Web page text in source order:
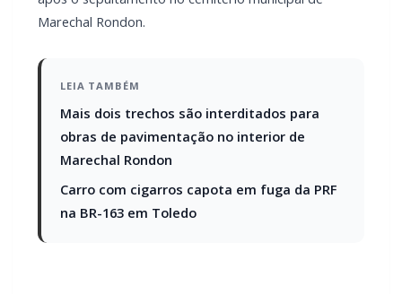
LEIA TAMBÉM
Marechal Rondon
Carro com cigarros capota em fuga da PRF
na BR-163 em Toledo